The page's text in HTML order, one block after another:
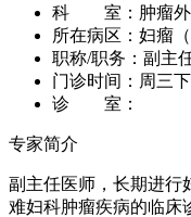
科 室： 肿瘤
所在病区： 妇瘤（
职称/职务： 副主
门诊时间： 周三
诊 室：
专家简介
副主任医师，长期进行
难妇科肿瘤疾病的临床